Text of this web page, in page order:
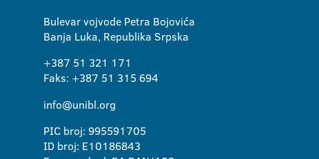
Bulevar vojvode Petra Bojovića
Banja Luka, Republika Srpska
+387 51 321 171
Faks: +387 51 315 694
info@unibl.org
PIC broj: 995591705
ID broj: E10186843